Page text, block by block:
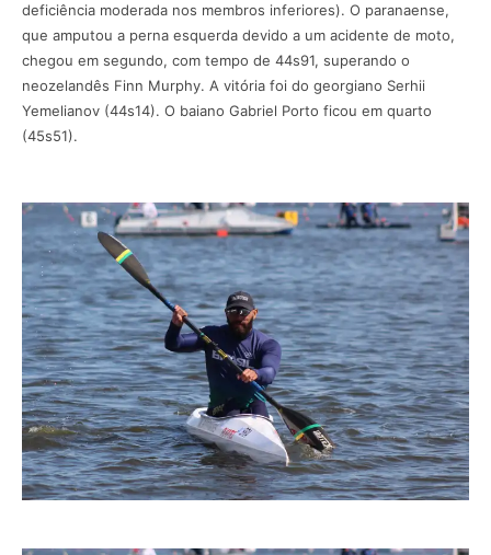
deficiência moderada nos membros inferiores). O paranaense,
que amputou a perna esquerda devido a um acidente de moto,
chegou em segundo, com tempo de 44s91, superando o
neozelandês Finn Murphy. A vitória foi do georgiano Serhii
Yemelianov (44s14). O baiano Gabriel Porto ficou em quarto
(45s51).